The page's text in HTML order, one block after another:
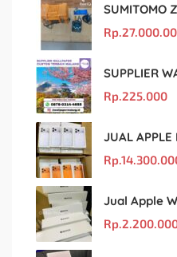
SUMITOMO
Rp.
Rp. 225.000
Rp.
Rp.